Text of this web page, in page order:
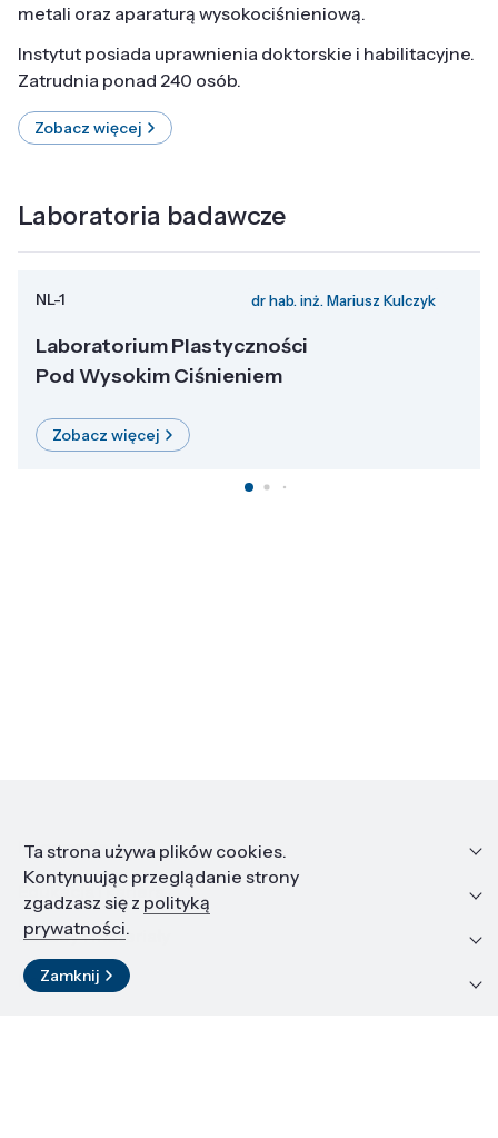
metali oraz aparaturą wysokociśnieniową.
Instytut posiada uprawnienia doktorskie i habilitacyjne.
Zatrudnia ponad 240 osób.
Zobacz więcej
Laboratoria badawcze
NL-1 dr hab. inż. Mariusz Kulczyk
Laboratorium Plastyczności
Pod Wysokim Ciśnieniem
Zobacz więcej
Informacje
Edukacja i kariera
Zasoby i materiały
Kontakt
Ta strona używa plików cookies.
Kontynuując przeglądanie strony
zgadzasz się z polityką
prywatności.
Zamknij